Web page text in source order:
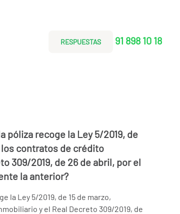
RESPUESTAS 91 898 10 18
póliza recoge la Ley 5/2019, de
los contratos de crédito
309/2019, de 26 de abril, por el
la anterior?
la Ley 5/2019, de 15 de marzo,
y el Real Decreto 309/2019, de